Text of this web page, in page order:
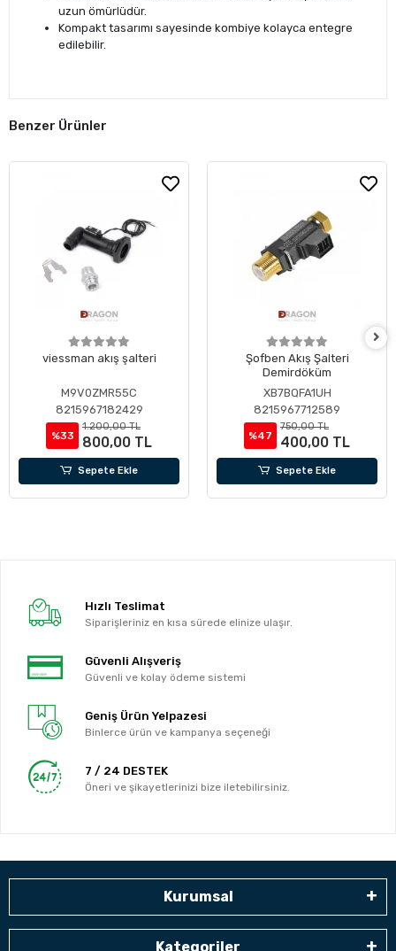
uzun ömürlüdür.
Kompakt tasarımı sayesinde kombiye kolayca entegre
edilebilir.
Benzer Ürünler
viessman akış şalteri
M9V0ZMR55C
8215967182429
%33
1.200,00 TL
800,00 TL
Sepete Ekle
Şofben Akış Şalteri
Demirdöküm
XB7BQFA1UH
8215967712589
%47
750,00 TL
400,00 TL
Sepete Ekle
Hızlı Teslimat
Siparişleriniz en kısa sürede elinize ulaşır.
Güvenli Alışveriş
Güvenli ve kolay ödeme sistemi
Geniş Ürün Yelpazesi
Binlerce ürün ve kampanya seçeneği
7 / 24 DESTEK
Öneri ve şikayetlerinizi bize iletebilirsiniz.
Kurumsal
Kategoriler